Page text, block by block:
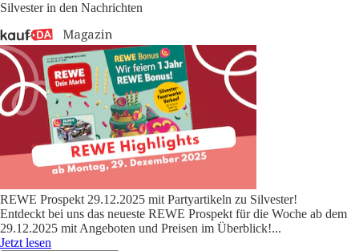
Silvester in den Nachrichten
REWE Prospekt 29.12.2025 mit Partyartikeln zu Silvester!
Entdeckt bei uns das neueste REWE Prospekt für die Woche ab dem
29.12.2025 mit Angeboten und Preisen im Überblick!...
Jetzt lesen